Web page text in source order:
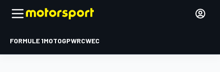
FORMULE 1MOTOGPWRCWEC